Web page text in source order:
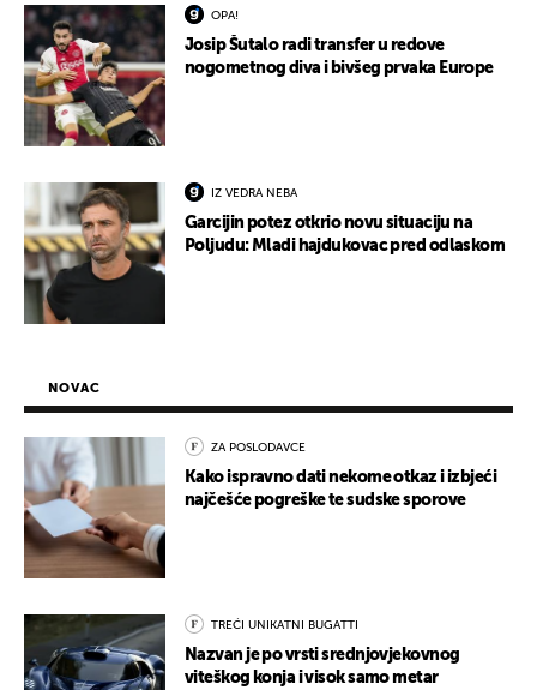
OPA!
Josip Šutalo radi transfer u redove
nogometnog diva i bivšeg prvaka Europe
IZ VEDRA NEBA
Garcijin potez otkrio novu situaciju na
Poljudu: Mladi hajdukovac pred odlaskom
NOVAC
ZA POSLODAVCE
Kako ispravno dati nekome otkaz i izbjeći
najčešće pogreške te sudske sporove
TREĆI UNIKATNI BUGATTI
Nazvan je po vrsti srednjovjekovnog
viteškog konja i visok samo metar